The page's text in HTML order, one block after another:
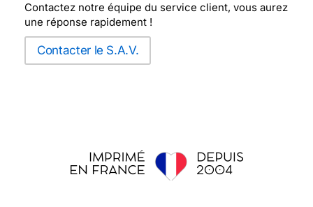
cette surprise
⭐⭐⭐⭐⭐ Le 15/05/2020 : PARFAIT mon amie a
découvrir MERCI FACTEUR. Grâce à vous notre
fille a pu avoir une jolie carte du 1er mai pendant
le confinement. Nous sommes ravis et elle aussi.
Contactez notre équipe du service client, vous aurez
une réponse rapidement !
Contacter le S.A.V.